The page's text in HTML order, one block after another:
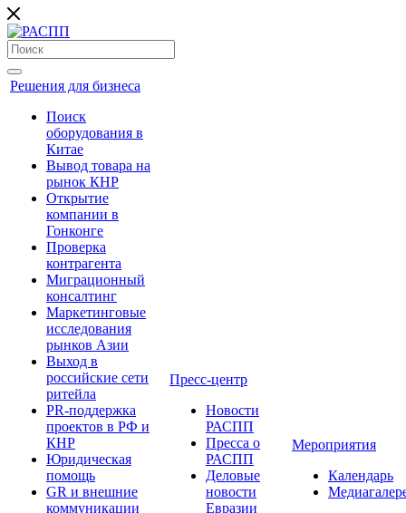
Решения для бизнеса
Поиск
оборудования в
Китае
Вывод товара на
рынок КНР
Открытие
компании в
Гонконге
Проверка
контрагента
Миграционный
консалтинг
Маркетинговые
исследования
рынков Азии
Выход в
российские сети
ритейла
PR-поддержка
проектов в РФ и
КНР
Юридическая
помощь
GR и внешние
коммуникации
Пресс-центр
Новости
РАСПП
Пресса о
РАСПП
Деловые
новости
Евразии
Мероприятия
Календарь